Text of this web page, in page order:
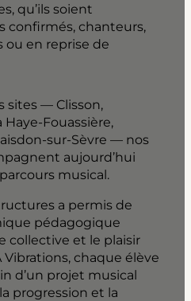
qu’ils soient
confirmés, chanteurs,
ou en reprise de
sites — Clisson,
Haye-Fouassière,
sur-Sèvre — nos
aujourd’hui
musical.
a permis de
pédagogique
collective et le plaisir
chaque élève
d’un projet musical
progression et la